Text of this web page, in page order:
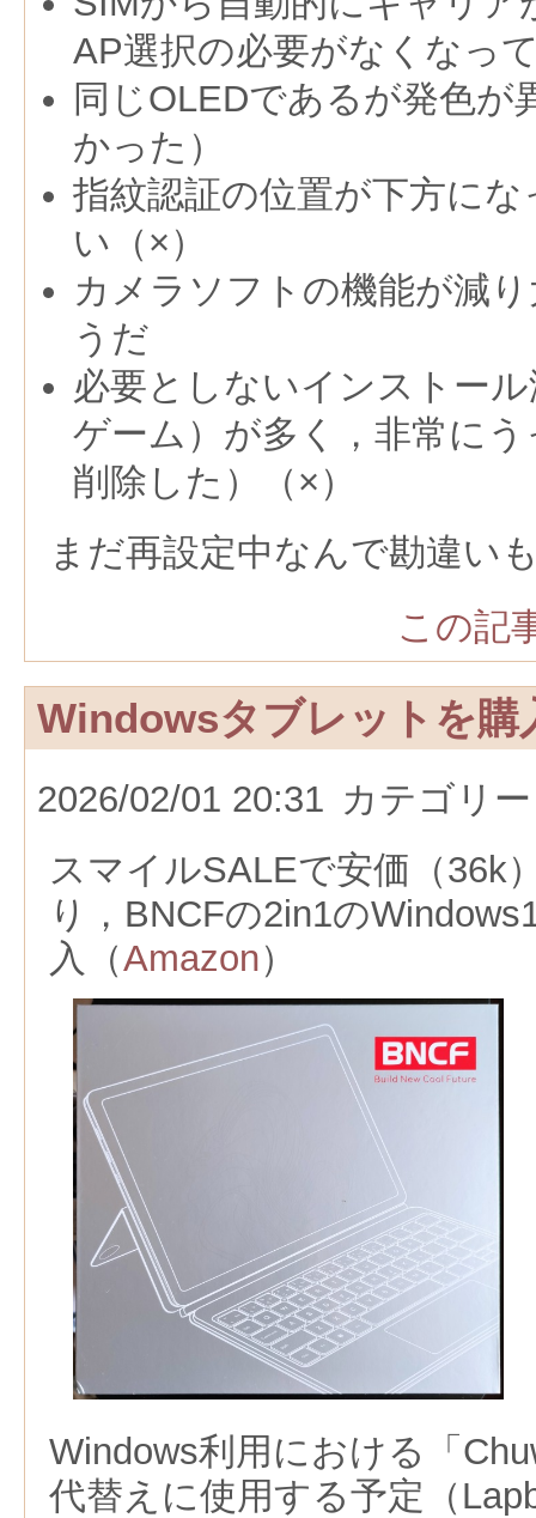
AP選択の必要がなくなっ
同じOLEDであるが発色が
かった）
指紋認証の位置が下方に
い（×）
カメラソフトの機能が減
うだ
必要としないインストー
ゲーム）が多く，非常に
削除した）（×）
まだ再設定中なんで勘違い
この記
Windowsタブレットを購
2026/02/01 20:31 カテゴリ
スマイルSALEで安価（36k
り，BNCFの2in1の
入（Amazon）
Windows利用における「
代替えに使用する予定（